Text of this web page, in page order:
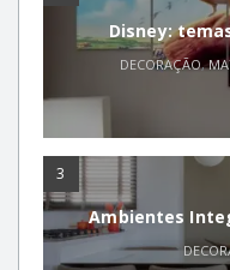
Disney:
DECORAÇÃO,
3
Ambientes